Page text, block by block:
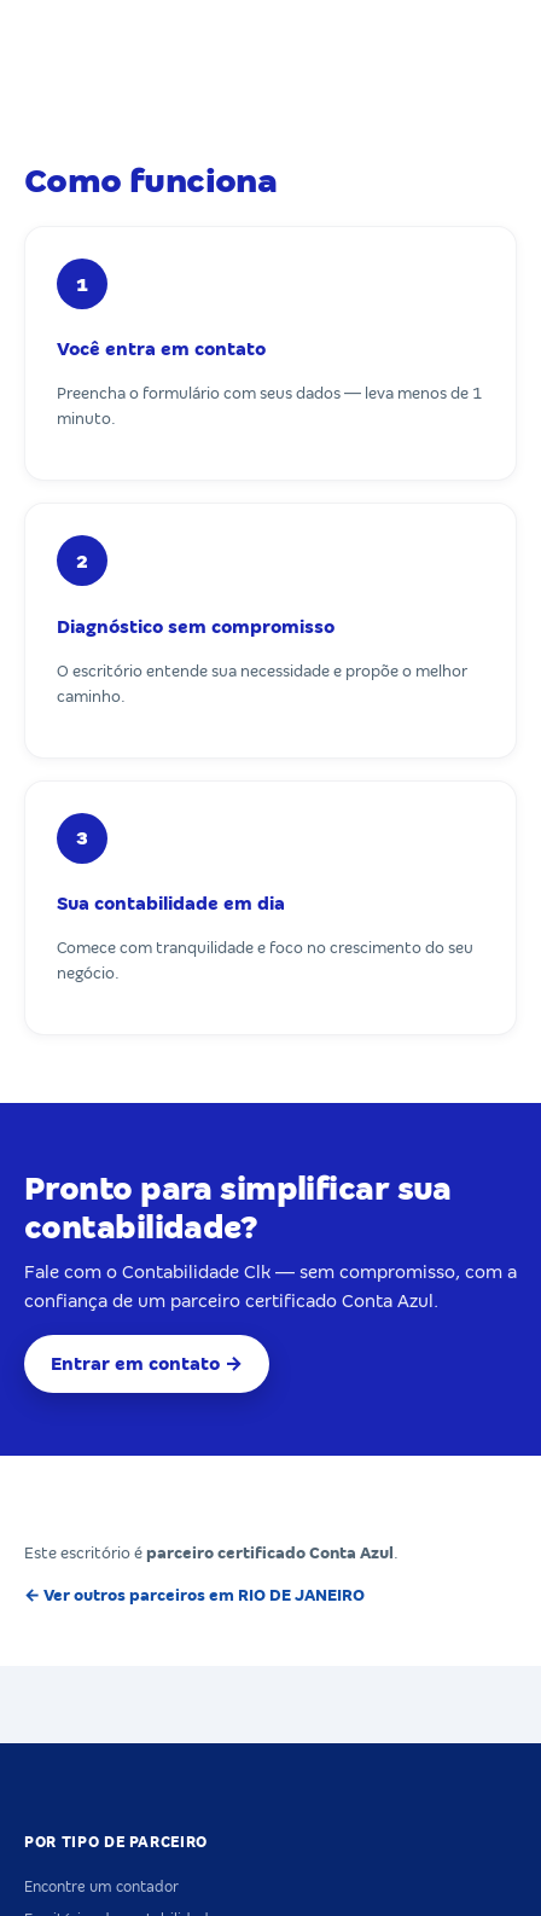
Como funciona
1
Você entra em contato
Preencha o formulário com seus dados — leva menos de 1
minuto.
2
Diagnóstico sem compromisso
O escritório entende sua necessidade e propõe o melhor
caminho.
3
Sua contabilidade em dia
Comece com tranquilidade e foco no crescimento do seu
negócio.
Pronto para simplificar sua
contabilidade?
Fale com o Contabilidade Clk — sem compromisso, com a
confiança de um parceiro certificado Conta Azul.
Entrar em contato →
Este escritório é parceiro certificado Conta Azul
← Ver outros parceiros em RIO DE JANEIRO
POR TIPO DE PARCEIRO
Encontre um contador